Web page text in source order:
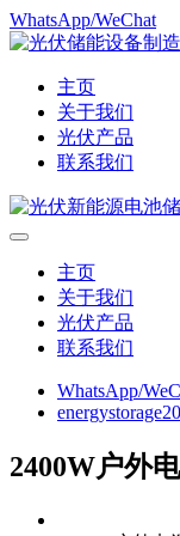
WhatsApp/WeChat
主页
关于我们
光伏产品
联系我们
主页
关于我们
光伏产品
联系我们
WhatsApp/
2400W户外